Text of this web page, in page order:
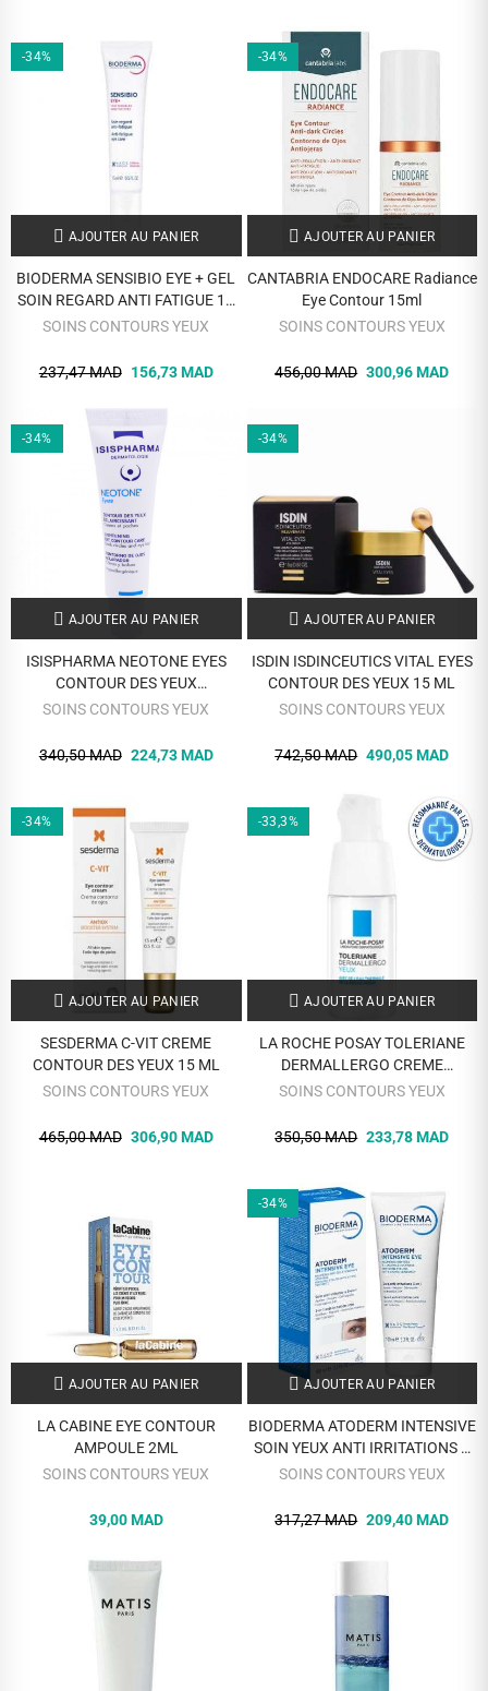
-34%
AJOUTER AU PANIER
BIODERMA SENSIBIO EYE + GEL
SOIN REGARD ANTI FATIGUE 15
ML
SOINS CONTOURS YEUX
237,47 MAD 156,73 MAD
-34%
AJOUTER AU PANIER
CANTABRIA ENDOCARE Radiance
Eye Contour 15ml
SOINS CONTOURS YEUX
456,00 MAD 300,96 MAD
-34%
AJOUTER AU PANIER
ISISPHARMA NEOTONE EYES
CONTOUR DES YEUX
ECLAIRCISSANT
SOINS CONTOURS YEUX
340,50 MAD 224,73 MAD
-34%
AJOUTER AU PANIER
ISDIN ISDINCEUTICS VITAL EYES
CONTOUR DES YEUX 15 ML
SOINS CONTOURS YEUX
742,50 MAD 490,05 MAD
-34%
AJOUTER AU PANIER
SESDERMA C-VIT CREME
CONTOUR DES YEUX 15 ML
SOINS CONTOURS YEUX
465,00 MAD 306,90 MAD
-33,3%
AJOUTER AU PANIER
LA ROCHE POSAY TOLERIANE
DERMALLERGO CREME
CONTOUR YEUX 20 ML
SOINS CONTOURS YEUX
350,50 MAD 233,78 MAD
AJOUTER AU PANIER
LA CABINE EYE CONTOUR
AMPOULE 2ML
SOINS CONTOURS YEUX
39,00 MAD
-34%
AJOUTER AU PANIER
BIODERMA ATODERM INTENSIVE
SOIN YEUX ANTI IRRITATIONS 3
EN1 100 ML
SOINS CONTOURS YEUX
317,27 MAD 209,40 MAD